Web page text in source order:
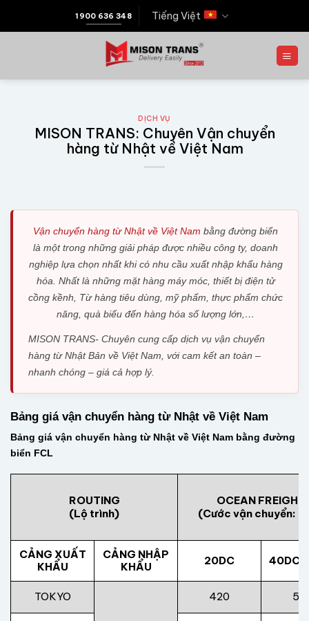
1900 636 348 Tiếng Việt
DỊCH VỤ
MISON TRANS: Chuyên Vận chuyển
hàng từ Nhật về Việt Nam
Vận chuyển hàng từ Nhật về Việt Nam bằng đường biển
là một trong những giải pháp được nhiều công ty, doanh
nghiệp lựa chọn nhất khi có nhu cầu xuất nhập khẩu hàng
hóa. Nhất là những mặt hàng máy móc, thiết bị điện tử
cồng kềnh, Từ hàng tiêu dùng, mỹ phẩm, thực phẩm chức
năng, quà biếu đến hàng hóa số lượng lớn,…
MISON TRANS- Chuyên cung cấp dịch vụ vận chuyển
hàng từ Nhật Bản về Việt Nam, với cam kết an toàn –
nhanh chóng – giá cả hợp lý.
Bảng giá vận chuyển hàng từ Nhật về Việt Nam
Bảng giá vận chuyển hàng từ Nhật về Việt Nam bằng đường
biển FCL
ROUTING
(Lộ trình)
OCEAN FREIGHT
(Cước vận chuyển:
CẢNG XUẤT
KHẨU
CẢNG NHẬP
KHẨU
20DC 40DC/
TOKYO 420